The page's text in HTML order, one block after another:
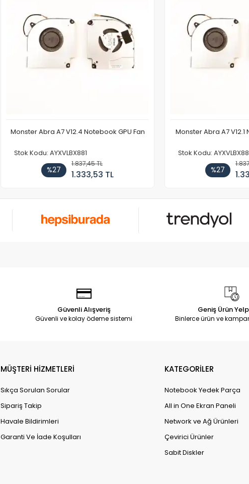
Monster Abra A7 V12.4 Notebook GPU Fan
Stok Kodu: AYXVLBX881
%27
1.837,45 TL
1.333,53 TL
Monster Abra A7 V12.1
Stok Kodu:
%27
Güvenli Alışveriş
Güvenli ve kolay ödeme sistemi
Geniş Ürün
Binlerce ürün ve
MÜŞTERİ HİZMETLERİ
Sıkça Sorulan Sorular
Sipariş Takip
Havale Bildirimleri
Garanti Ve İade Koşulları
KATEGORİLER
Notebook Yedek Parça
All in One Ekran Paneli
Network ve Ağ Ürünleri
Çevirici Ürünler
Sabit Diskler